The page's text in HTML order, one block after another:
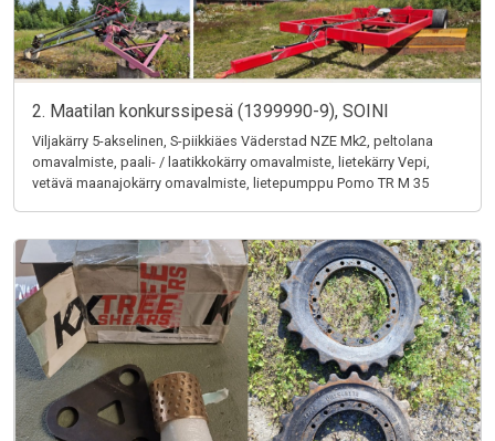
2. Maatilan konkurssipesä (1399990-9), SOINI
Viljakärry 5-akselinen, S-piikkiäes Väderstad NZE Mk2, peltolana
omavalmiste, paali- / laatikkokärry omavalmiste, lietekärry Vepi,
vetävä maanajokärry omavalmiste, lietepumppu Pomo TR M 35